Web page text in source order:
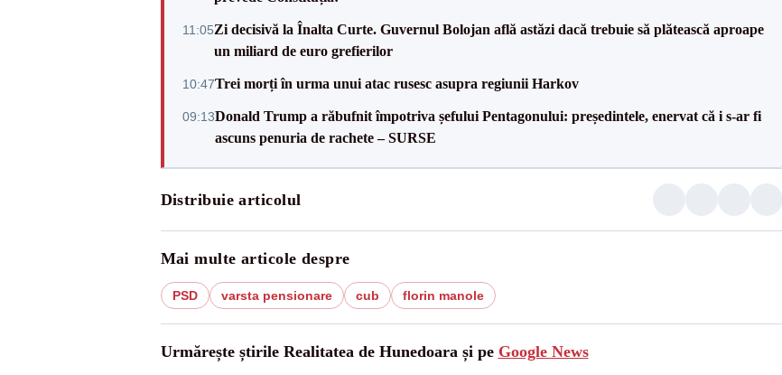
11:05Zi decisivă la Înalta Curte. Guvernul Bolojan află astăzi dacă trebuie să plătească aproape
un miliard de euro grefierilor
10:47Trei morți în urma unui atac rusesc asupra regiunii Harkov
09:13Donald Trump a răbufnit împotriva șefului Pentagonului: președintele, enervat că i s-ar fi
ascuns penuria de rachete – SURSE
Distribuie articolul
Mai multe articole despre
PSD varsta pensionare cub florin manole
Urmărește știrile Realitatea de Hunedoara și pe Google News